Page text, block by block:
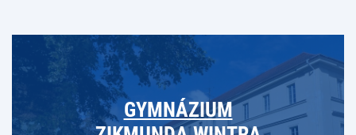
GYMNÁZIUM